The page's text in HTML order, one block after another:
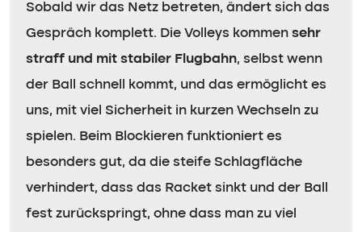
Sobald wir das Netz betreten, ändert sich das
Gespräch komplett. Die Volleys kommen sehr
straff und mit stabiler Flugbahn, selbst wenn
der Ball schnell kommt, und das ermöglicht es
uns, mit viel Sicherheit in kurzen Wechseln zu
spielen. Beim Blockieren funktioniert es
besonders gut, da die steife Schlagfläche
verhindert, dass das Racket sinkt und der Ball
fest zurückspringt, ohne dass man zu viel